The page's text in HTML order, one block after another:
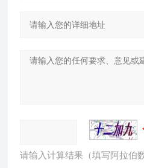
请输入计算结果（填写阿拉伯